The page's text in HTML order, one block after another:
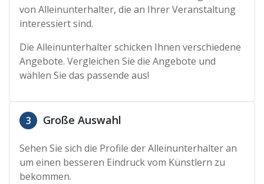
von Alleinunterhalter, die an Ihrer Veranstaltung
interessiert sind.
Die Alleinunterhalter schicken Ihnen verschiedene
Angebote. Vergleichen Sie die Angebote und
wählen Sie das passende aus!
3 Große Auswahl
Sehen Sie sich die Profile der Alleinunterhalter an
um einen besseren Eindruck vom Künstlern zu
bekommen.